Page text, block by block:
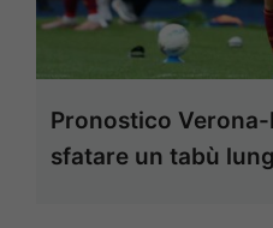
Pronostico Verona-
sfatare un tabù